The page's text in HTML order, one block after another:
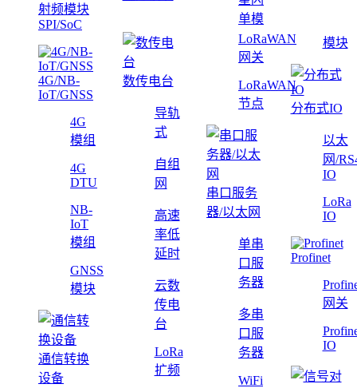
射频模块
SPI/SoC
单模
4G/NB-
IoT/GNSS
4G
模组
4G
DTU
NB-
IoT
模组
GNSS
模块
通信转换
设备
数传电台
导轨
式
自组
网
高速
率低
延时
云数
传电
台
LoRa
扩频
LoRaWAN
网关
LoRaWAN
节点
串口服务
器/以太网
单串
口服
务器
多串
口服
务器
WiFi
模块
分布式IO
以太
网/
IO
LoRa
IO
Profinet
网关
IO